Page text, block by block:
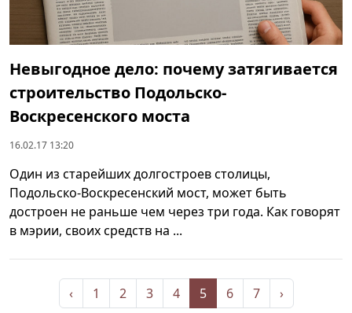
Невыгодное дело: почему затягивается
строительство Подольско-
Воскресенского моста
16.02.17 13:20
Один из старейших долгостроев столицы,
Подольско-Воскресенский мост, может быть
достроен не раньше чем через три года. Как говорят
в мэрии, своих средств на ...
‹ 1 2 3 4 5 6 7 ›